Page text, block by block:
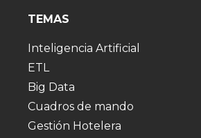
TEMAS
Inteligencia Artificial
ETL
Big Data
Cuadros de mando
Gestión Hotelera